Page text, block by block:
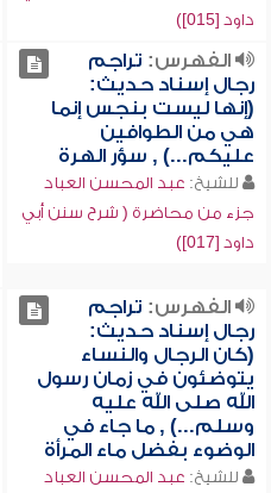
داود [015])
الفهرس: تراجم
رجال إسناد حديث:
(إنها ليست بنجس إنما
هي من الطوافين
عليكم...) , سؤر الهرة
للشيخ: عبد المحسن العباد
جزء من محاضرة ( شرح سنن أبي
داود [017])
الفهرس: تراجم
رجال إسناد حديث:
(كان الرجال والنساء
يتوضئون في زمان رسول
الله صلى الله عليه
وسلم...) , ما جاء في
الوضوء بفضل ماء المرأة
للشيخ: عبد المحسن العباد